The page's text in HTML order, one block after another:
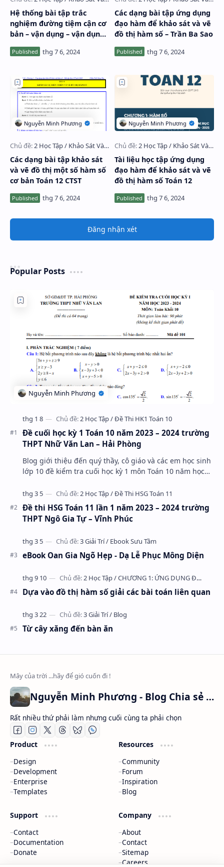
Hệ thống bài tập trắc
nghiệm đường tiệm cận cơ
bản – vận dụng – vận dụng
cao
Các dạng bài tập ứng dụng
đạo hàm để khảo sát và vẽ
đồ thị hàm số – Trần Ba Sao
Các dạng bài tập khảo sát
và vẽ đồ thị một số hàm số
cơ bản Toán 12 CTST
Tài liệu học tập ứng dụng
đạo hàm để khảo sát và vẽ
đồ thị hàm số Toán 12
Đăng nhận xét
Popular Posts
Đề cuối học kỳ 1 Toán 10 năm 2023 – 2024 trường
THPT Nhữ Văn Lan – Hải Phòng
Blog giới thiệu đến quý thầy, cô giáo và các em học sinh
lớp 10 đề kiểm tra cuối học kỳ 1 môn Toán 10 năm học
Đề thi HSG Toán 11 lần 1 năm 2023 – 2024 trường
THPT Ngô Gia Tự – Vĩnh Phúc
eBook Oan Gia Ngõ Hẹp - Dạ Lễ Phục Mông Diện
Dựa vào đồ thị hàm số giải các bài toán liên quan
Từ cây xăng đến bàn ăn
Nguyễn Minh Phương - Blog Chia sẻ Kiến thức Chứng khoán & Tài liệu Toán học
Rất nhiều thứ phải làm nhưng cuối cùng ta phải chọn
Product
Design
Development
Enterprise
Templates
Resources
Community
Forum
Inspiration
Blog
Support
Contact
Documentation
Donate
Company
About
Contact
Sitemap
Careers